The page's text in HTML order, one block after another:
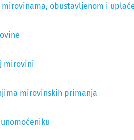
obustavljenom i
mirovini
mirovinskih primanja